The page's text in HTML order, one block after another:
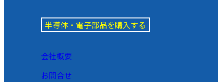
半導体・電子部品を購入する
会社概要
お問合せ